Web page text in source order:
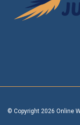
© Copyright 2026 Online